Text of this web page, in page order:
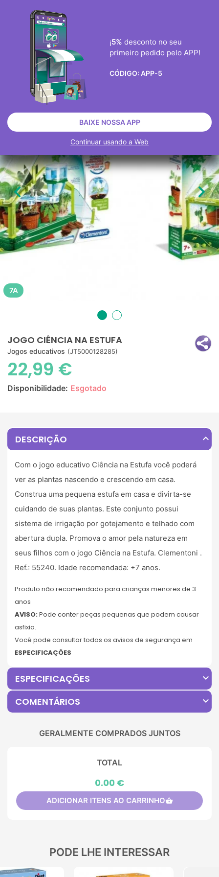

BRINQUEDOS BRINQUEDOS EDUCATIVOS JOGOS EDUCATIVOS
ESGOTADO
 
7A
JOGO CIÊNCIA NA ESTUFA
Jogos educativos (JT5000128285)
22,99 €
Disponibilidade: Esgotado
DESCRIÇÃO expand_less
Com o jogo educativo Ciência na Estufa você poderá
ver as plantas nascendo e crescendo em casa.
Construa uma pequena estufa em casa e divirta-se
cuidando de suas plantas. Este conjunto possui
sistema de irrigação por gotejamento e telhado com
abertura dupla. Promova o amor pela natureza em
seus filhos com o jogo Ciência na Estufa. Clementoni .
Ref.: 55240. Idade recomendada: +7 anos.
Produto não recomendado para crianças menores de 3
anos
AVISO: Pode conter peças pequenas que podem causar
asfixia.
Você pode consultar todos os avisos de segurança em
ESPECIFICAÇÕES
ESPECIFICAÇÕES expand_more
COMENTÁRIOS expand_more
GERALMENTE COMPRADOS JUNTOS
TOTAL
0.00 €
ADICIONAR ITENS AO CARRINHOshopping_basket
PODE LHE INTERESSAR
¡5% desconto no seu
primeiro pedido pelo APP!
CÓDIGO: APP-5
BAIXE NOSSA APP
Continuar usando a Web